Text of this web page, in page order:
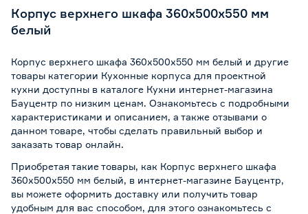
Корпус верхнего шкафа 360х500х550 мм
белый
Корпус верхнего шкафа 360х500х550 мм белый и другие
товары категории Кухонные корпуса для проектной
кухни доступны в каталоге Кухни интернет-магазина
Бауцентр по низким ценам. Ознакомьтесь с подробными
характеристиками и описанием, а также отзывами о
данном товаре, чтобы сделать правильный выбор и
заказать товар онлайн.
Приобретая такие товары, как Корпус верхнего шкафа
360х500х550 мм белый, в интернет-магазине Бауцентр,
вы можете оформить доставку или получить товар
удобным для вас способом, для этого ознакомьтесь с